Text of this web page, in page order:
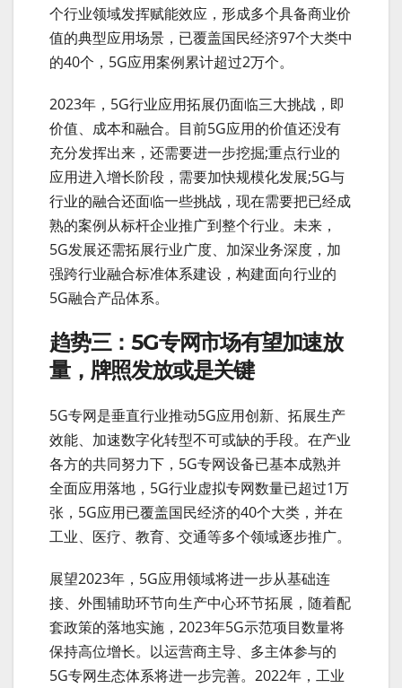
个行业领域发挥赋能效应，形成多个具备商业价
值的典型应用场景，已覆盖国民经济97个大类中
的40个，5G应用案例累计超过2万个。
2023年，5G行业应用拓展仍面临三大挑战，即
价值、成本和融合。目前5G应用的价值还没有
充分发挥出来，还需要进一步挖掘;重点行业的
应用进入增长阶段，需要加快规模化发展;5G与
行业的融合还面临一些挑战，现在需要把已经成
熟的案例从标杆企业推广到整个行业。未来，
5G发展还需拓展行业广度、加深业务深度，加
强跨行业融合标准体系建设，构建面向行业的
5G融合产品体系。
趋势三：5G专网市场有望加速放
量，牌照发放或是关键
5G专网是垂直行业推动5G应用创新、拓展生产
效能、加速数字化转型不可或缺的手段。在产业
各方的共同努力下，5G专网设备已基本成熟并
全面应用落地，5G行业虚拟专网数量已超过1万
张，5G应用已覆盖国民经济的40个大类，并在
工业、医疗、教育、交通等多个领域逐步推广。
展望2023年，5G应用领域将进一步从基础连
接、外围辅助环节向生产中心环节拓展，随着配
套政策的落地实施，2023年5G示范项目数量将
保持高位增长。以运营商主导、多主体参与的
5G专网生态体系将进一步完善。2022年，工业